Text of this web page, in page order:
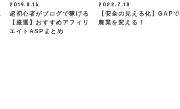
2019.8.16
超初心者がブログで稼げる
【厳選】おすすめアフィリ
エイトASPまとめ
2022.7.18
【安全の見える化】GAPで
農業を変える！